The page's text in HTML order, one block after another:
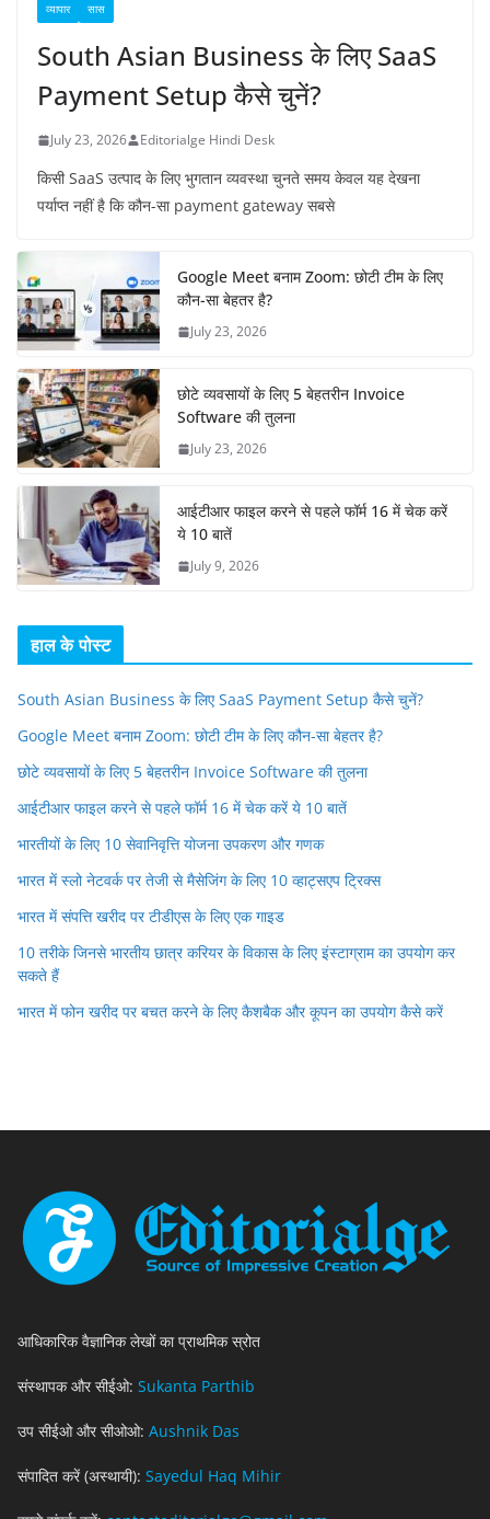
व्यापार सास
South Asian Business के लिए SaaS
Payment Setup कैसे चुनें?
July 23, 2026 Editorialge Hindi Desk
किसी SaaS उत्पाद के लिए भुगतान व्यवस्था चुनते समय केवल यह देखना
पर्याप्त नहीं है कि कौन-सा payment gateway सबसे
Google Meet बनाम Zoom: छोटी टीम के लिए
कौन-सा बेहतर है?
July 23, 2026
छोटे व्यवसायों के लिए 5 बेहतरीन Invoice
Software की तुलना
July 23, 2026
आईटीआर फाइल करने से पहले फॉर्म 16 में चेक करें
ये 10 बातें
July 9, 2026
हाल के पोस्ट
South Asian Business के लिए SaaS Payment Setup कैसे चुनें?
Google Meet बनाम Zoom: छोटी टीम के लिए कौन-सा बेहतर है?
छोटे व्यवसायों के लिए 5 बेहतरीन Invoice Software की तुलना
आईटीआर फाइल करने से पहले फॉर्म 16 में चेक करें ये 10 बातें
भारतीयों के लिए 10 सेवानिवृत्ति योजना उपकरण और गणक
भारत में स्लो नेटवर्क पर तेजी से मैसेजिंग के लिए 10 व्हाट्सएप ट्रिक्स
भारत में संपत्ति खरीद पर टीडीएस के लिए एक गाइड
10 तरीके जिनसे भारतीय छात्र करियर के विकास के लिए इंस्टाग्राम का उपयोग कर
सकते हैं
भारत में फोन खरीद पर बचत करने के लिए कैशबैक और कूपन का उपयोग कैसे करें
आधिकारिक वैज्ञानिक लेखों का प्राथमिक स्रोत
संस्थापक और सीईओ: Sukanta Parthib
उप सीईओ और सीओओ: Aushnik Das
संपादित करें (अस्थायी): Sayedul Haq Mihir